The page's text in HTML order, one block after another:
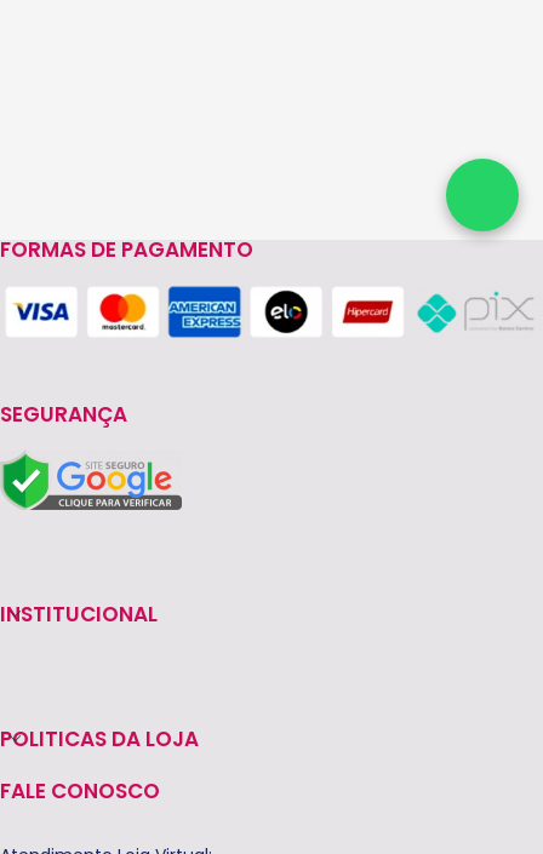
FORMAS DE PAGAMENTO
SEGURANÇA
INSTITUCIONAL
POLITICAS DA LOJA
FALE CONOSCO